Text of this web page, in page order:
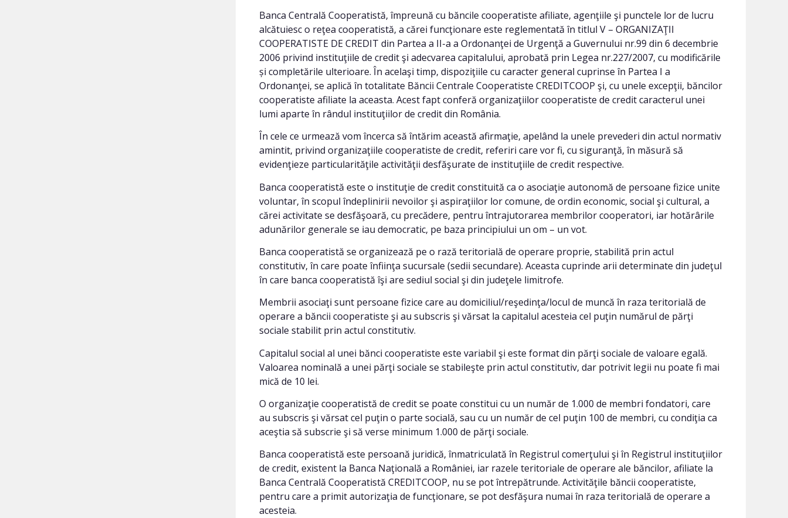
Banca Centrală Cooperatistă, împreună cu băncile cooperatiste afiliate, agenţiile şi punctele lor de lucru
alcătuiesc o reţea cooperatistă, a cărei funcţionare este reglementată în titlul V – ORGANIZAŢII
COOPERATISTE DE CREDIT din Partea a II-a a Ordonanţei de Urgenţă a Guvernului nr.99 din 6 decembrie
2006 privind instituţiile de credit şi adecvarea capitalului, aprobată prin Legea nr.227/2007, cu modificările
și completările ulterioare. În acelaşi timp, dispoziţiile cu caracter general cuprinse în Partea I a
Ordonanţei, se aplică în totalitate Băncii Centrale Cooperatiste CREDITCOOP şi, cu unele excepţii, băncilor
cooperatiste afiliate la aceasta. Acest fapt conferă organizaţiilor cooperatiste de credit caracterul unei
lumi aparte în rândul instituţiilor de credit din România.
În cele ce urmează vom încerca să întărim această afirmaţie, apelând la unele prevederi din actul normativ
amintit, privind organizaţiile cooperatiste de credit, referiri care vor fi, cu siguranţă, în măsură să
evidenţieze particularităţile activităţii desfăşurate de instituţiile de credit respective.
Banca cooperatistă este o instituţie de credit constituită ca o asociaţie autonomă de persoane fizice unite
voluntar, în scopul îndeplinirii nevoilor şi aspiraţiilor lor comune, de ordin economic, social şi cultural, a
cărei activitate se desfăşoară, cu precădere, pentru întrajutorarea membrilor cooperatori, iar hotărârile
adunărilor generale se iau democratic, pe baza principiului un om – un vot.
Banca cooperatistă se organizează pe o rază teritorială de operare proprie, stabilită prin actul
constitutiv, în care poate înfiinţa sucursale (sedii secundare). Aceasta cuprinde arii determinate din judeţul
în care banca cooperatistă îşi are sediul social şi din judeţele limitrofe.
Membrii asociaţi sunt persoane fizice care au domiciliul/reşedinţa/locul de muncă în raza teritorială de
operare a băncii cooperatiste şi au subscris şi vărsat la capitalul acesteia cel puţin numărul de părţi
sociale stabilit prin actul constitutiv.
Capitalul social al unei bănci cooperatiste este variabil şi este format din părţi sociale de valoare egală.
Valoarea nominală a unei părţi sociale se stabileşte prin actul constitutiv, dar potrivit legii nu poate fi mai
mică de 10 lei.
O organizaţie cooperatistă de credit se poate constitui cu un număr de 1.000 de membri fondatori, care
au subscris şi vărsat cel puţin o parte socială, sau cu un număr de cel puţin 100 de membri, cu condiţia ca
aceştia să subscrie şi să verse minimum 1.000 de părţi sociale.
Banca cooperatistă este persoană juridică, înmatriculată în Registrul comerţului şi în Registrul instituţiilor
de credit, existent la Banca Naţională a României, iar razele teritoriale de operare ale băncilor, afiliate la
Banca Centrală Cooperatistă CREDITCOOP, nu se pot întrepătrunde. Activităţile băncii cooperatiste,
pentru care a primit autorizaţia de funcţionare, se pot desfăşura numai în raza teritorială de operare a
acesteia.